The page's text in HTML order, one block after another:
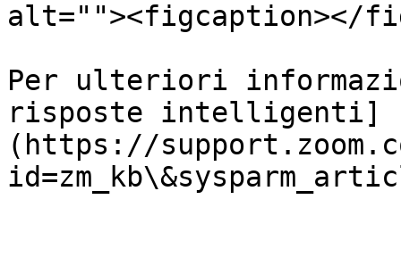
alt=""><figcaption></
Per ulteriori
risposte intelligenti]
(https://